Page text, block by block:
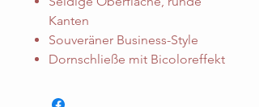
Kanten
Souveräner Business-Style
Dornschließe mit Bicoloreffekt